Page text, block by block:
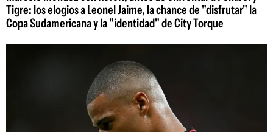
Tigre: los elogios a Leonel Jaime, la chance de "disfrutar" la
Copa Sudamericana y la "identidad" de City Torque